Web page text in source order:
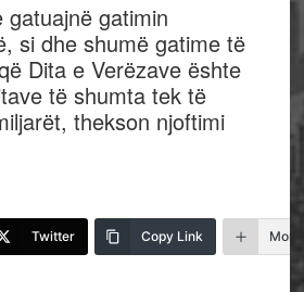
gatuajnë gatimin
si dhe shumë gatime të
Dita e Verëzave ështe
të shumta tek të
thekson njoftimi
Twitter Copy Link More